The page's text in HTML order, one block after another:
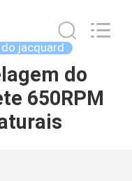
jacquard
do
650RPM